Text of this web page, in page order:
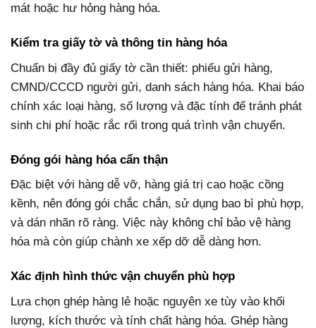
mát hoặc hư hỏng hàng hóa.
Kiểm tra giấy tờ và thông tin hàng hóa
Chuẩn bị đầy đủ giấy tờ cần thiết: phiếu gửi hàng,
CMND/CCCD người gửi, danh sách hàng hóa. Khai báo
chính xác loại hàng, số lượng và đặc tính để tránh phát
sinh chi phí hoặc rắc rối trong quá trình vận chuyển.
Đóng gói hàng hóa cẩn thận
Đặc biệt với hàng dễ vỡ, hàng giá trị cao hoặc cồng
kềnh, nên đóng gói chắc chắn, sử dụng bao bì phù hợp,
và dán nhãn rõ ràng. Việc này không chỉ bảo vệ hàng
hóa mà còn giúp chành xe xếp dỡ dễ dàng hơn.
Xác định hình thức vận chuyển phù hợp
Lựa chọn ghép hàng lẻ hoặc nguyên xe tùy vào khối
lượng, kích thước và tính chất hàng hóa. Ghép hàng